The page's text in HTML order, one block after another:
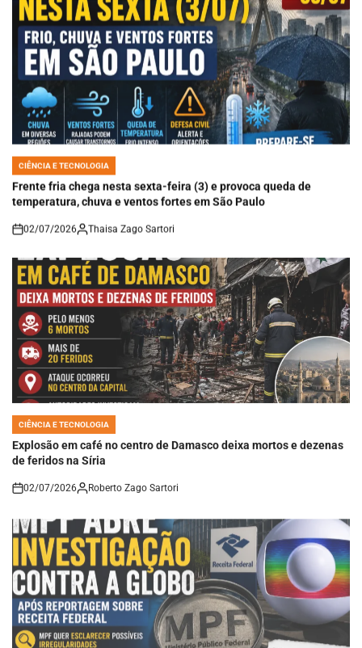
POSTED
IN
CIÊNCIA E TECNOLOGIA
Frente fria chega nesta sexta-feira (3) e provoca queda de
temperatura, chuva e ventos fortes em São Paulo
on
02/07/2026 Thaisa Zago Sartori
POSTED
Explosão em café no centro de Damasco deixa mortos e dezenas
de feridos na Síria
on